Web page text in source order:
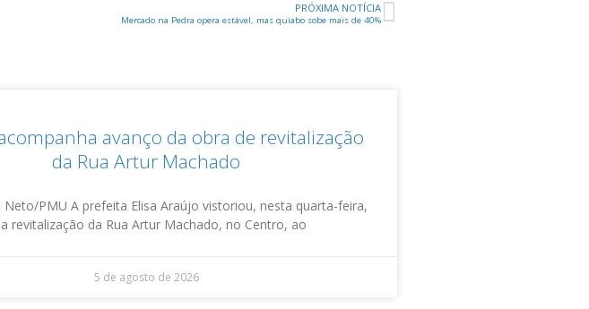
PRÓXIMA NOTÍCIA
Mercado na Pedra opera estável, mas quiabo sobe mais de 40%
avanço da obra de revitalização
da Rua Artur Machado
Neto/PMU A prefeita Elisa Araújo vistoriou, nesta quarta-feira,
revitalização da Rua Artur Machado, no Centro, ao
5 de agosto de 2026